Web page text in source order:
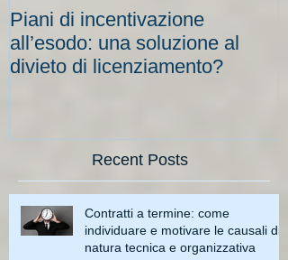
Piani di incentivazione
all’esodo: una soluzione al
divieto di licenziamento?
Recent Posts
Contratti a termine: come
individuare e motivare le causali di
natura tecnica e organizzativa